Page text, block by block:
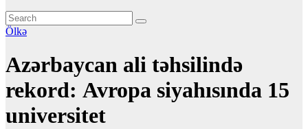
Ölkə
Azərbaycan ali təhsilində
rekord: Avropa siyahısında 15
universitet